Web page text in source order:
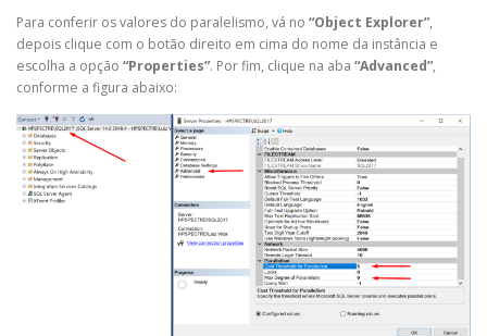
Para conferir os valores do paralelismo, vá no “Object Explorer”,
depois clique com o botão direito em cima do nome da instância e
escolha a opção “Properties”. Por fim, clique na aba “Advanced”,
conforme a figura abaixo: